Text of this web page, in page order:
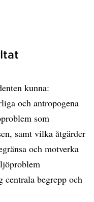
kunna:
och antropogena
som
samt vilka åtgärder
och motverka
centrala begrepp och